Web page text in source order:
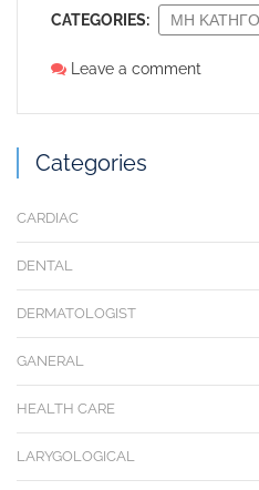
CATEGORIES: ΜΗ
Leave a comment
Categories
CARDIAC
DENTAL
DERMATOLOGIST
GANERAL
HEALTH CARE
LARYGOLOGICAL